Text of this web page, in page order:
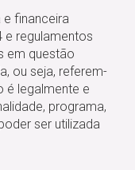
financeira
e regulamentos
em questão
ou seja, referem-
é legalmente e
programa,
ser utilizada